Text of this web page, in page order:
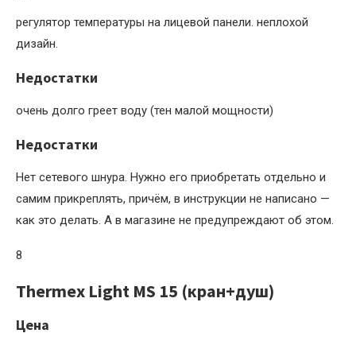
регулятор температуры на лицевой панели. неплохой
дизайн.
Недостатки
очень долго греет воду (тен малой мощности)
Недостатки
Нет сетевого шнура. Нужно его приобретать отдельно и
самим прикреплять, причём, в инструкции не написано —
как это делать. А в магазине не предупреждают об этом.
8
Thermex Light MS 15 (кран+душ)
Цена